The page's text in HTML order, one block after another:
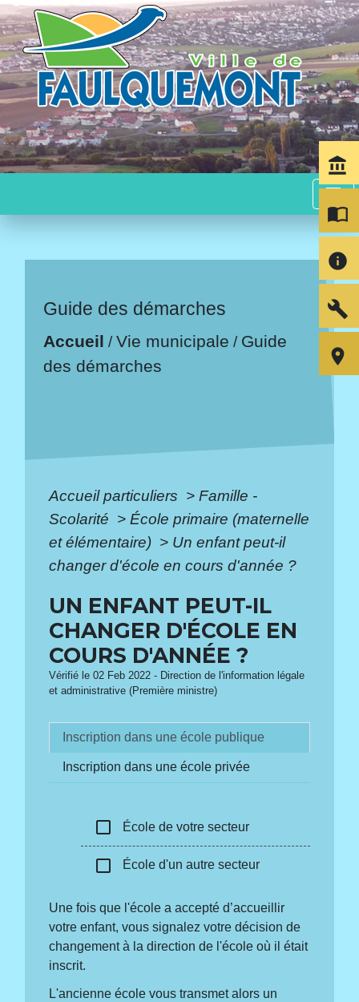
menu
Guide des démarches
Accueil /Vie municipale / Guide
des démarches
Accueil particuliers > Famille -
Scolarité > École primaire (maternelle
et élémentaire) > Un enfant peut-il
changer d'école en cours d'année ?
UN ENFANT PEUT-IL
CHANGER D'ÉCOLE EN
COURS D'ANNÉE ?
Vérifié le 02 Feb 2022 - Direction de l'information légale
et administrative (Première ministre)
Inscription dans une école publique
Inscription dans une école privée
check_box_outline_blank École de votre secteur
check_box_outline_blank École d'un autre secteur
Une fois que l'école a accepté d’accueillir
votre enfant, vous signalez votre décision de
changement à la direction de l'école où il était
inscrit.
L'ancienne école vous transmet alors un
account_balance
import_contacts
info
build
room